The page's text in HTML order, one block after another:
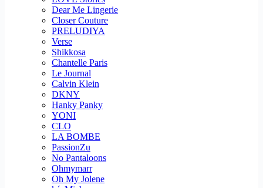
Dear Me Lingerie
Closer Couture
PRELUDIYA
Verse
Shikkosa
Chantelle Paris
Le Journal
Calvin Klein
DKNY
Hanky Panky
YONI
CLO
LA BOMBE
PassionZu
No Pantaloons
Ohmymarr
Oh My Jolene